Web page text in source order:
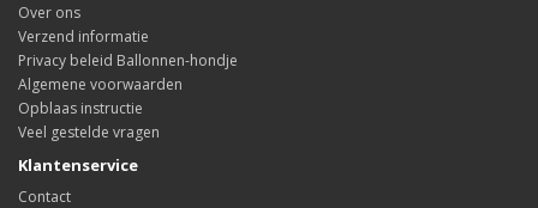
Over ons
Verzend informatie
Privacy beleid Ballonnen-hondje
Algemene voorwaarden
Opblaas instructie
Veel gestelde vragen
Klantenservice
Contact